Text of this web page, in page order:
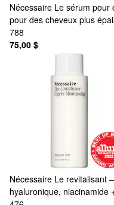
Nécessaire Le sérum pour
pour des cheveux plus
788
75,00 $
Nécessaire Le revitalisant
hyaluronique, niacinamide